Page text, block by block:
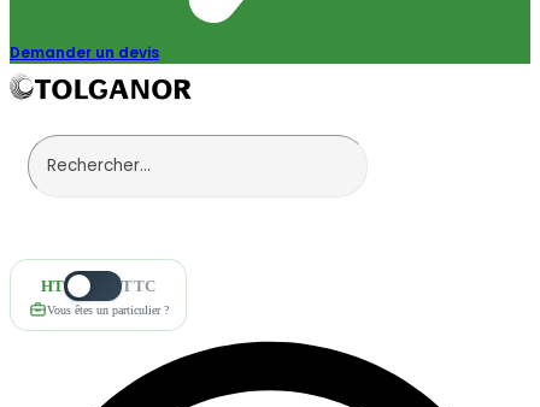
Demander un devis
HT TTC
Vous êtes un particulier ?